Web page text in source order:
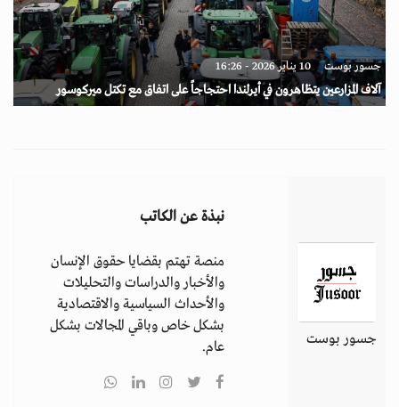
جسور بوست 10 يناير 2026 - 16:26
آلاف المزارعين يتظاهرون في أيرلندا احتجاجاً على اتفاق مع تكتل ميركوسور
جسور بوست
نبذة عن الكاتب
منصة تهتم بقضايا حقوق الإنسان
والأخبار والدراسات والتحليلات
والأحداث السياسية والاقتصادية
بشكل خاص وباقي المجالات بشكل
عام.